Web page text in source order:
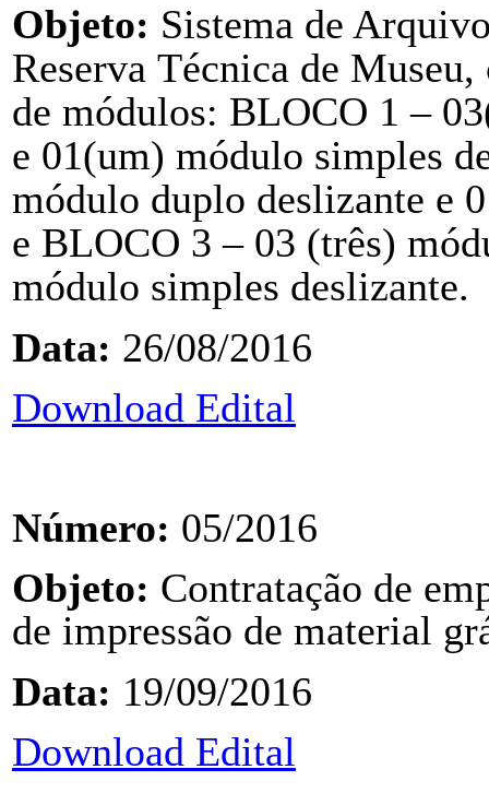
Objeto: Sistema de
Reserva Técnica de
de módulos: BLOCO 1 –
e 01(um) módulo simples
módulo duplo deslizante e
e BLOCO 3 – 03 (três)
módulo simples deslizante.
Data: 26/08/2016
Download Edital
Número: 05/2016
Objeto: Contratação de
de impressão de material
Data: 19/09/2016
Download Edital